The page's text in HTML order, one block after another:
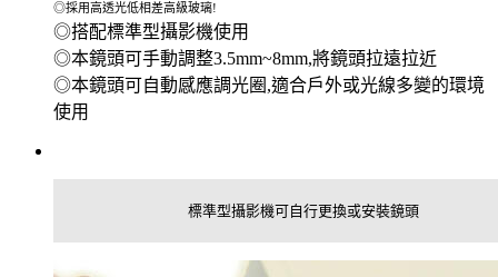
◎採用高透光低相差高級玻璃!
◎搭配標準型攝影機使用
◎本鏡頭可手動調整3.5mm~8mm,將鏡頭拉遠拉近
◎本鏡頭可自動感應調光圈,適合戶外或光線多變的環境
使用
標準型攝影機可自行更換或安裝鏡頭